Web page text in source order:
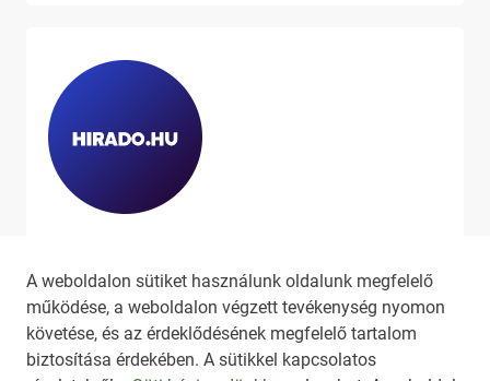
A weboldalon sütiket használunk oldalunk megfelelő
működése, a weboldalon végzett tevékenység nyomon
követése, és az érdeklődésének megfelelő tartalom
biztosítása érdekében. A sütikkel kapcsolatos
látni, látogassa meg ahirado.hu
oldalát!